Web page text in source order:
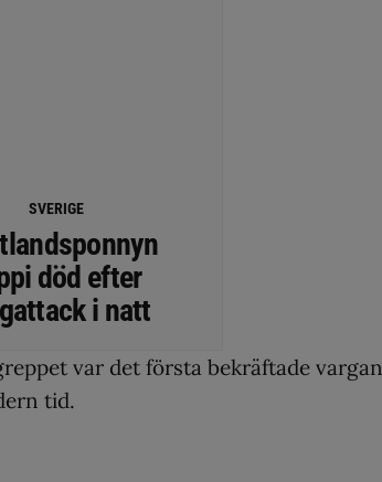
SVERIGE
död efter
i natt
var det första bekräftade
tid.